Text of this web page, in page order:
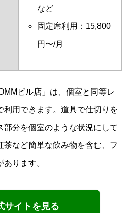
など
固定席利用：15,800
円〜/月
ビル店」は、個室と同等レ
利用できます。道具で仕切りを
部分を個室のような状況にして
茶など簡単な飲み物を含む、フ
ります。
サイトを見る